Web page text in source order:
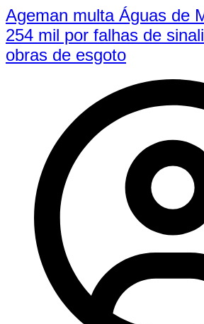
Ageman multa Águas de
254 mil por falhas de
obras de esgoto